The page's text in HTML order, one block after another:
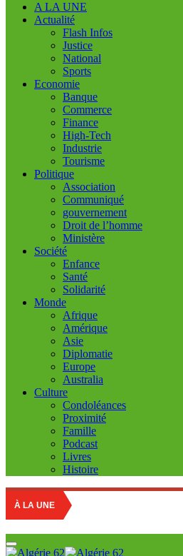
A LA UNE
Actualité
Flash Infos
Justice
National
Sports
Economie
Banque
Commerce
Finance
High-Tech
Industrie
Tourisme
Politique
Association
Communiqué
gouvernement
Droit de l’homme
Ministère
Société
Enfance
Santé
Solidarité
Monde
Afrique
Amérique
Asie
Diplomatie
Europe
Australia
Culture
Condoléances
Proximité
Famille
Podcast
Livres
Histoire
À LA UNE